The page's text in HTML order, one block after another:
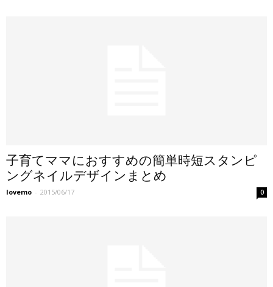
子育てママにおすすめの簡単時短スタンピ
ングネイルデザインまとめ
lovemo - 2015/06/17 0